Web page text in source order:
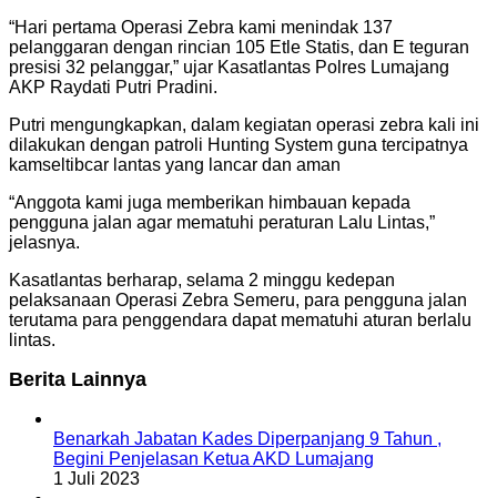
“Hari pertama Operasi Zebra kami menindak 137
pelanggaran dengan rincian 105 Etle Statis, dan E teguran
presisi 32 pelanggar,” ujar Kasatlantas Polres Lumajang
AKP Raydati Putri Pradini.
Putri mengungkapkan, dalam kegiatan operasi zebra kali ini
dilakukan dengan patroli Hunting System guna tercipatnya
kamseltibcar lantas yang lancar dan aman
“Anggota kami juga memberikan himbauan kepada
pengguna jalan agar mematuhi peraturan Lalu Lintas,”
jelasnya.
Kasatlantas berharap, selama 2 minggu kedepan
pelaksanaan Operasi Zebra Semeru, para pengguna jalan
terutama para penggendara dapat mematuhi aturan berlalu
lintas.
Berita Lainnya
Benarkah Jabatan Kades Diperpanjang 9 Tahun ,
Begini Penjelasan Ketua AKD Lumajang
1 Juli 2023